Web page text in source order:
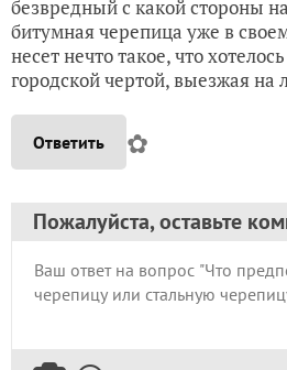
безвредный с какой стороны
битумная черепица уже в
несет нечто такое, что
городской чертой, выезжая
Ответить ✿
Пожалуйста, оставьте